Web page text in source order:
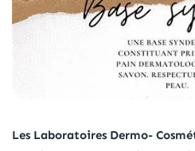
Les Laboratoires Dermo-